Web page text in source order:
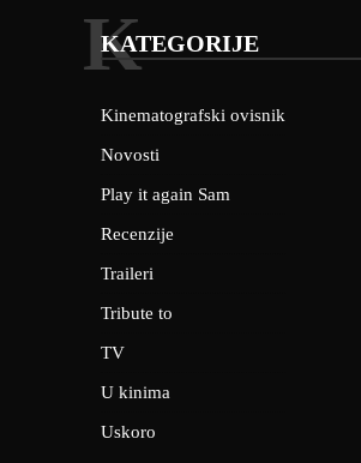
KATEGORIJE
K
Kinematografski ovisnik
Novosti
Play it again Sam
Recenzije
Traileri
Tribute to
TV
U kinima
Uskoro